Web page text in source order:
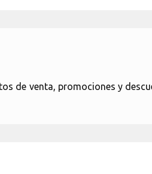
de venta, promociones y